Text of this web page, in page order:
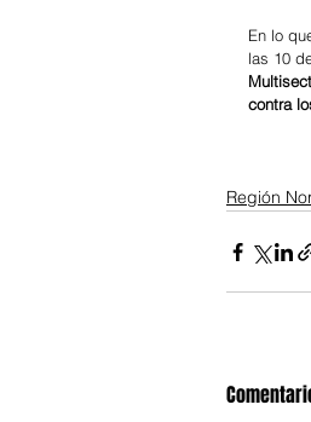
En lo
las 10
contra
Región